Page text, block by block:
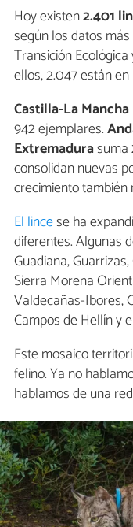
Hoy existen2.401
según los datos
Transición
ellos, 2.047 están
Castilla-La Mancha
942 ejemplares.
Extremadurasuma
consolidan nuevas
crecimiento
El lincese ha
diferentes. Algunas
Guadiana,
Sierra Morena
Valdecañas-Ibores,
Campos de Hellín y
Este mosaico
felino. Ya no
hablamos de una